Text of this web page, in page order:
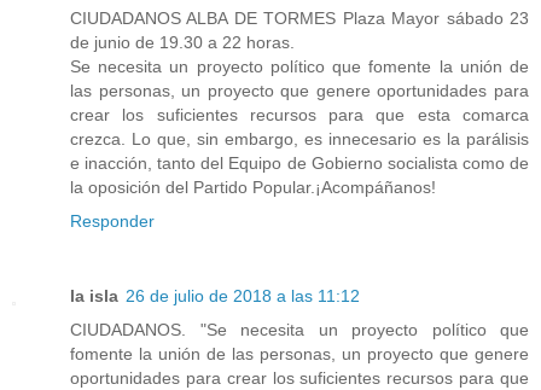
CIUDADANOS ALBA DE TORMES Plaza Mayor sábado 23
de junio de 19.30 a 22 horas.
Se necesita un proyecto político que fomente la unión de
las personas, un proyecto que genere oportunidades para
crear los suficientes recursos para que esta comarca
crezca. Lo que, sin embargo, es innecesario es la parálisis
e inacción, tanto del Equipo de Gobierno socialista como de
la oposición del Partido Popular.¡Acompáñanos!
Responder
la isla 26 de julio de 2018 a las 11:12
CIUDADANOS. "Se necesita un proyecto político que
fomente la unión de las personas, un proyecto que genere
oportunidades para crear los suficientes recursos para que